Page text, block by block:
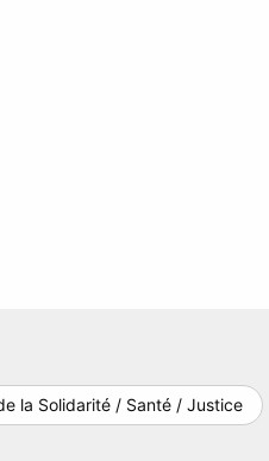
la Solidarité / Santé / Justice